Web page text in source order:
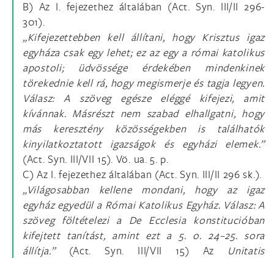
B) Az I. fejezethez általában (Act. Syn. III/II 296-
301).
„Kifejezettebben kell állítani, hogy Krisztus igaz
egyháza csak egy lehet; ez az egy a római katolikus
apostoli; üdvössége érdekében mindenkinek
törekednie kell rá, hogy megismerje és tagja legyen.
Válasz: A szöveg egésze eléggé kifejezi, amit
kívánnak. Másrészt nem szabad elhallgatni, hogy
más keresztény közösségekben is találhatók
kinyilatkoztatott igazságok és egyházi elemek.”
(Act. Syn. III/VII 15). Vö. ua. 5. p.
C) Az I. fejezethez általában (Act. Syn. III/II 296 sk.).
„Világosabban kellene mondani, hogy az igaz
egyház egyedül a Római Katolikus Egyház. Válasz: A
szöveg föltételezi a De Ecclesia konstitucióban
kifejtett tanítást, amint ezt a 5. o. 24–25. sora
állítja.” (Act. Syn. III/VII 15) Az Unitatis